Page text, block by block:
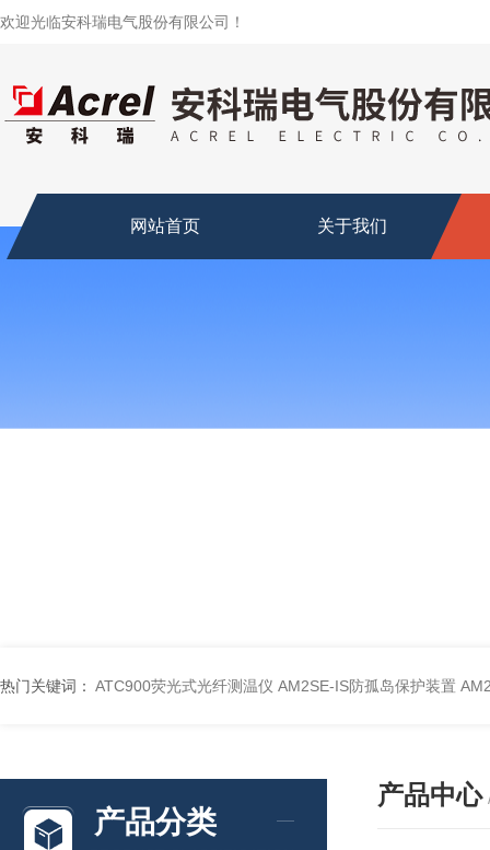
欢迎光临安科瑞电气股份有限公司！
网站首页 关于我们
热门关键词： ATC900荧光式光纤测温仪 AM2SE-IS防孤岛保护装置
产品分类
产品中心